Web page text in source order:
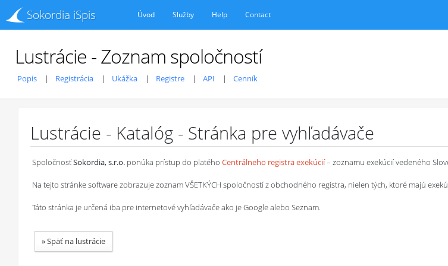
Sokordia iSpis Úvod Služby Help Contact
Lustrácie - Zoznam spoločností
Popis Registrácia Ukážka Registre API Cenník
Lustrácie - Katalóg - Stránka pre vyhľadávače
SpoločnosťSokordia, s.r.o. ponúka prístup do platého Centrálneho registra exekúcií– zoznamu exekúcií vedeného
Na tejto stránke software zobrazuje zoznam VŠETKÝCH spoločností z obchodného registra, nielen tých, ktoré majú
Táto stránka je určená iba pre internetové vyhľadávače ako je Google alebo Seznam.
»Späť na lustrácie